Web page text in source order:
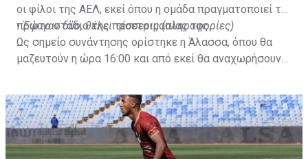
οι φίλοι της ΑΕΛ, εκεί όπου η ομάδα πραγματοποιεί το
πρώτο στάδιο της προετοιμασίας της.
•Έφυγαν δύο, θέλει τέσσερις (πληροφορίες)
Ως σημείο συνάντησης ορίστηκε η Άλασσα, όπου θα
μαζευτούν η ώρα 16:00 και από εκεί θα αναχωρήσουν
της ομάδας.